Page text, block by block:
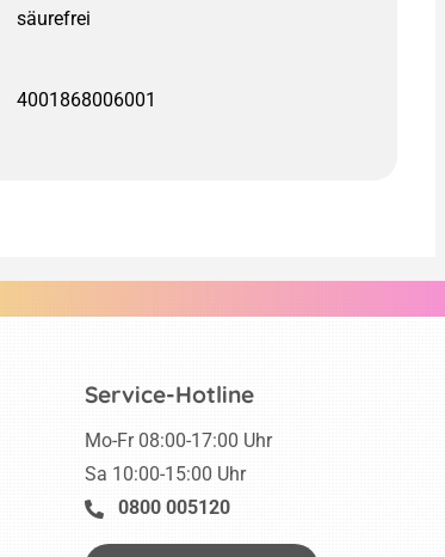
4001868006001
Service-Hotline
Mo-Fr 08:00-17:00 Uhr
Sa 10:00-15:00 Uhr
0800 005120